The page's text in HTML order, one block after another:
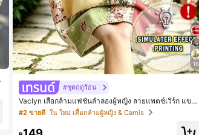
16
#ชุดฤดูร้อน
Vaclyn เสื้อกล้ามแฟชั่นลำลองผู้หญิง ลายแพตช์เวิร์ก แขนกุ
ด คอกลม ติดกระดุม
#2 ขายดี ใน ใหม่ เสื้อกล้ามผู้หญิง & Camis